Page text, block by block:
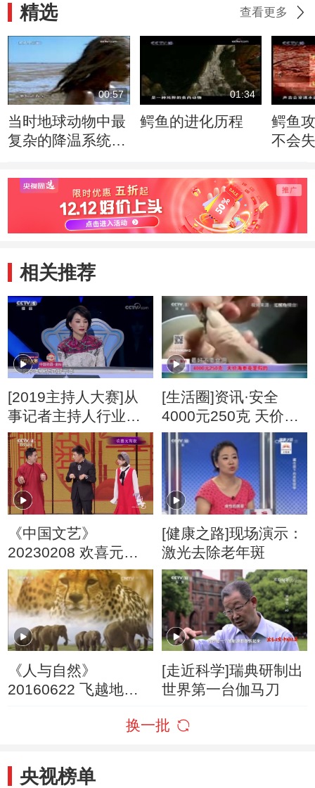
精选 查看更多
00:57
当时地球动物中最
复杂的降温系统出
01:34
鳄鱼的进化历程
鳄鱼
不会
相关推荐
[2019主持人大赛]从
事记者主持人行业是
幸福的 它能给人带来
力量与前行的动力
[生活圈]资讯·安全
4000元250克 天价海
参竟是假的
《中国文艺》
20230208 欢喜元宵
夜
[健康之路]现场演示：
激光去除老年斑
《人与自然》
20160622 飞越地球
[走近科学]瑞典研制出
世界第一台伽马刀
换一批
央视榜单